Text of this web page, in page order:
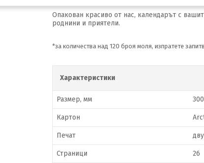
Опакован красиво от нас, календарът с
роднини и приятели.
*за количества над 120 броя моля, изпратете
Характеристики
Размер, мм
Картон
Печат
Страници 26